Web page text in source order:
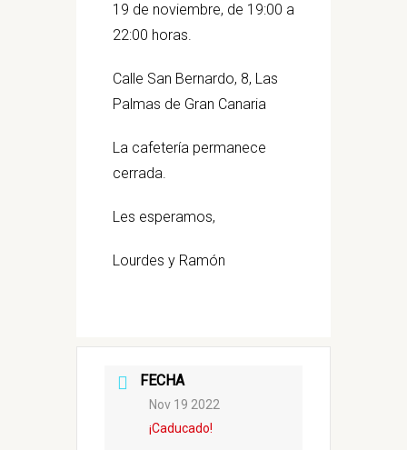
19 de noviembre, de 19:00 a
22:00 horas.
Calle San Bernardo, 8, Las
Palmas de Gran Canaria
La cafetería permanece
cerrada.
Les esperamos,
Lourdes y Ramón
FECHA
Nov 19 2022
¡Caducado!